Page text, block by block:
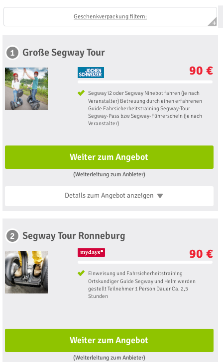
Geschenkverpackung filtern:
1 Große Segway Tour
90 €
Segway i2 oder Segway Ninebot fahren (je nach
Veranstalter) Betreuung durch einen erfahrenen
Guide Fahrsicherheitstraining Segway-Tour
Segway-Pass bzw Segway-Führerschein (je nach
Veranstalter)
Weiter zum Angebot
(Weiterleitung zum Anbieter)
Details zum Angebotanzeigen
2 Segway Tour Ronneburg
90 €
Einweisung und Fahrsicherheitstraining
Ortskundiger Guide Segway und Helm werden
gestellt Teilnehmer 1 Person Dauer Ca. 2,5
Stunden
Weiter zum Angebot
(Weiterleitung zum Anbieter)